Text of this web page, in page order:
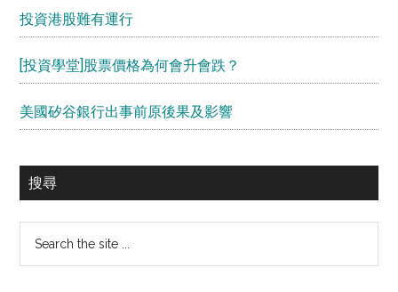
投資港股難有運行
[投資學堂]股票價格為何會升會跌？
美國矽谷銀行出事前原後果及影響
搜尋